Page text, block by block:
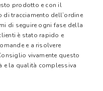
prodotto e con il
tracciamento dell’ordine
di seguire ogni fase della
è stato rapido e
e a risolvere
vivamente questo
e la qualità complessiva